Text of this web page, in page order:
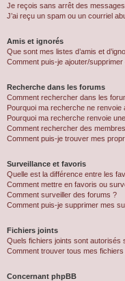
Je reçois sans arrêt des
J’ai reçu un spam ou un courriel
Amis et ignorés
Que sont mes listes d’amis et
Comment puis-je ajouter/supprimer
Recherche dans les forums
Comment rechercher dans les
Pourquoi ma recherche ne renvoie
Pourquoi ma recherche renvoie
Comment rechercher des
Comment puis-je trouver mes
Surveillance et favoris
Quelle est la différence entre les
Comment mettre en favoris ou
Comment surveiller des forums ?
Comment puis-je supprimer mes
Fichiers joints
Quels fichiers joints sont autorisés
Comment trouver tous mes fichiers
Concernant phpBB